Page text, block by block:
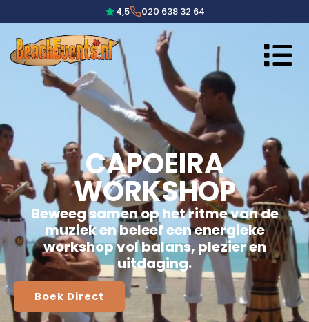
4,5 020 638 32 64
CAPOEIRA
WORKSHOP
Beweeg samen op het ritme van de
muziek en beleef een energieke
workshop vol balans, plezier en
uitdaging.
Boek Direct